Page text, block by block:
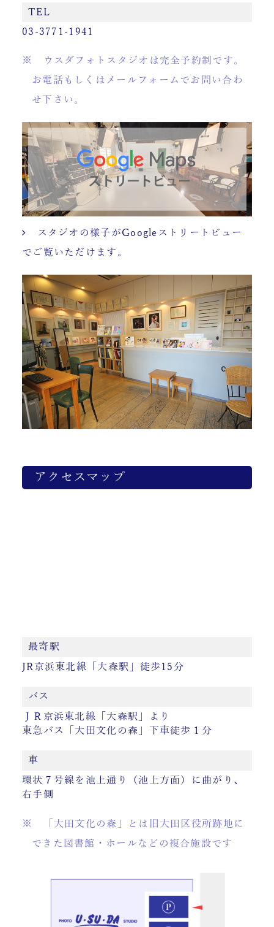
TEL
03-3771-1941
※ ウスダフォトスタジオは完全予約制です。
お電話もしくはメールフォームでお問い合わ
せ下さい。
スタジオの様子がGoogleストリートビュー
でご覧いただけます。
アクセスマップ
最寄駅
JR京浜東北線「大森駅」徒歩15分
バス
ＪＲ京浜東北線「大森駅」より
東急バス「大田文化の森」下車徒歩１分
車
環状７号線を池上通り（池上方面）に曲がり、
右手側
※ 「大田文化の森」とは旧大田区役所跡地に
できた図書館・ホールなどの複合施設です